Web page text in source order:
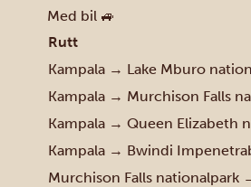
Med bil 🚙
Rutt
Kampala → Lake Mburo
Kampala → Murchison Falls
Kampala → Queen Elizabeth
Kampala → Bwindi
Murchison Falls nationalpark